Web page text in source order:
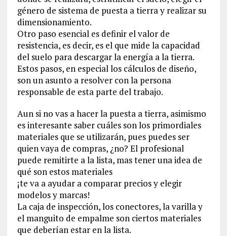
género de sistema de puesta a tierra y realizar su
dimensionamiento.
Otro paso esencial es definir el valor de
resistencia, es decir, es el que mide la capacidad
del suelo para descargar la energía a la tierra.
Estos pasos, en especial los cálculos de diseño,
son un asunto a resolver con la persona
responsable de esta parte del trabajo.
Aun si no vas a hacer la puesta a tierra, asimismo
es interesante saber cuáles son los primordiales
materiales que se utilizarán, pues puedes ser
quien vaya de compras, ¿no? El profesional
puede remitirte a la lista, mas tener una idea de
qué son estos materiales
¡te va a ayudar a comparar precios y elegir
modelos y marcas!
La caja de inspección, los conectores, la varilla y
el manguito de empalme son ciertos materiales
que deberían estar en la lista.